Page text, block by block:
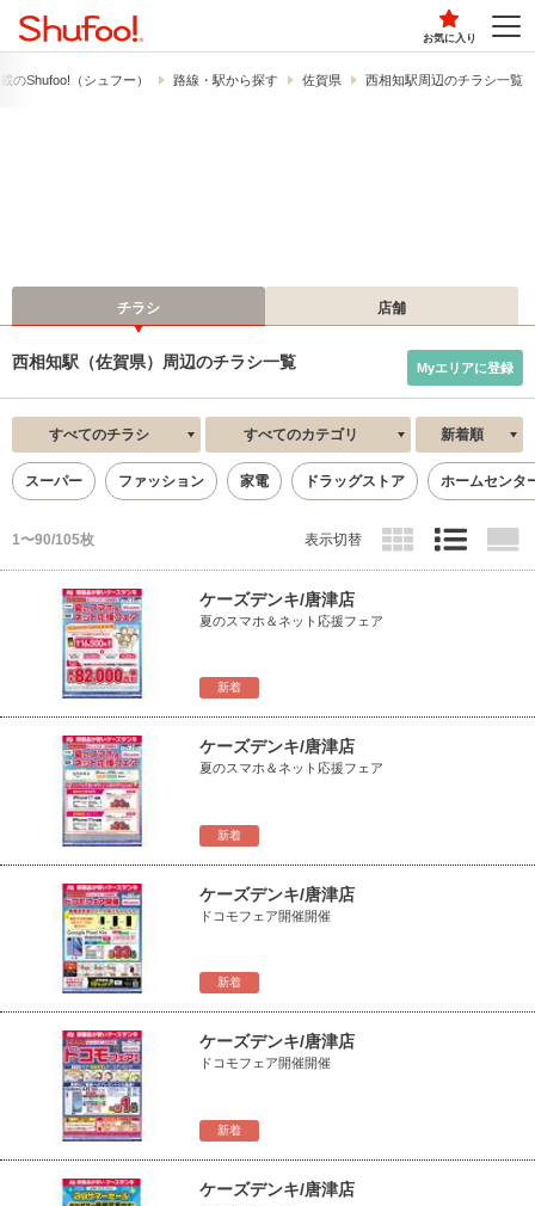
お気に入り
の​Shufoo!​（シュフー） 路線・駅から探す 佐賀県 西相知駅周辺のチラシ一覧
チラシ 店舗
西相知駅（佐賀県）周辺のチラシ一覧 Myエリアに登録
すべてのチラシ すべてのカテゴリ 新着順
スーパー ファッション 家電 ドラッグストア ホームセンタ
1〜90/105枚 表示切替
新着
ケーズデンキ/唐津店
夏のスマホ＆ネット応援フェア
新着
ケーズデンキ/唐津店
夏のスマホ＆ネット応援フェア
新着
ケーズデンキ/唐津店
ドコモフェア開催開催
新着
ケーズデンキ/唐津店
ドコモフェア開催開催
ケーズデンキ/唐津店